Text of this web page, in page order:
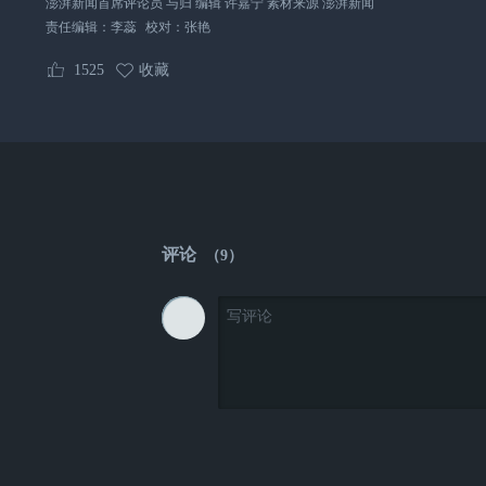
澎湃新闻首席评论员 与归 编辑 许嘉宁 素材来源 澎湃新闻
责任编辑： 李蕊 校对： 张艳
1525 收藏
评论 （9）